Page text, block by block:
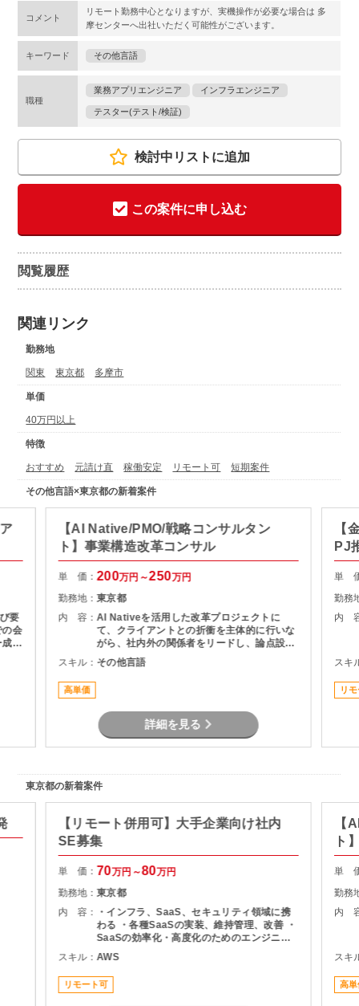
コメント
リモート勤務中心となりますが、実機操作が必要な場合は 多
摩センターへ出社いただく可能性がございます。
キーワード その他言語
職種
業務アプリエンジニア インフラエンジニア
テスター(テスト/検証)
検討中リストに追加
この案件に申し込む
閲覧履歴
関連リンク
勤務地
関東 東京都 多摩市
単価
40万円以上
特徴
おすすめ 元請け直 稼働安定 リモート可 短期案件
その他言語×東京都の新着案件
要
の会
果
【AI Native/PMO/戦略コンサルタン
ト】事業構造改革コンサル
単 価：200万円～250万円
勤務地：東京都
内 容：AI Nativeを活用した改革プロジェクトに
て、クライアントとの折衝を主体的に行いな
がら、社内外の関係者をリードし、論点設
計・課題構造化を通じてタスクや意思決定を
推進いただくPMO／戦略コンサルタントポジ
スキル： その他言語
高単価
詳細を見る
【
PJ
単
勤務
内
スキ
リ
東京都の新着案件
【リモート併用可】大手企業向け社内
SE募集
単 価： 70万円～80万円
勤務地：東京都
内 容：
・インフラ、SaaS、セキュリティ領域に携
わる ・各種SaaSの実装、維持管理、改善 ・
SaaSの効率化・高度化のためのエンジニア
リング ・SaaSのシステム課題・障害に対す
る対策の計画と実装 ・社内NWやオンプレサ
ーバの運用保守 ・拠点のネットワーク配備担
当
スキル：AWS
リモート可
【
ト
単
勤務
内
スキ
高単